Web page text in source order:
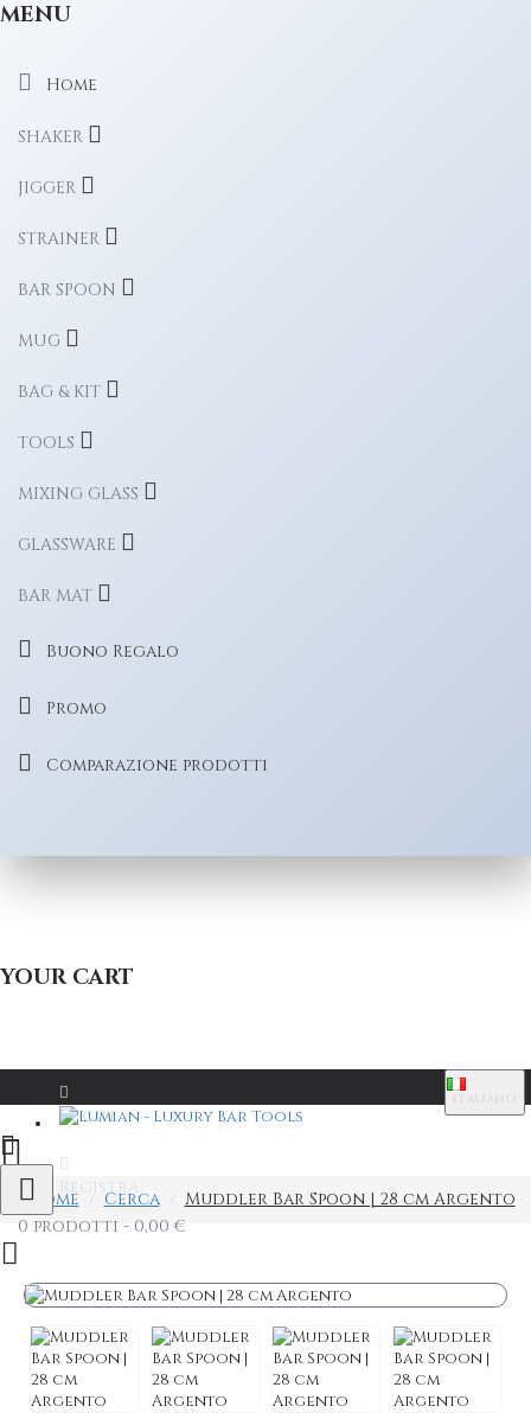
MENU
Home
SHAKER
JIGGER
STRAINER
BAR SPOON
MUG
BAG & KIT
TOOLS
MIXING GLASS
GLASSWARE
BAR MAT
Buono Regalo
Promo
Comparazione prodotti
YOUR CART
Login
Registra
0 prodotti - 0,00 €
Home Cerca Muddler Bar Spoon | 28 cm Argento